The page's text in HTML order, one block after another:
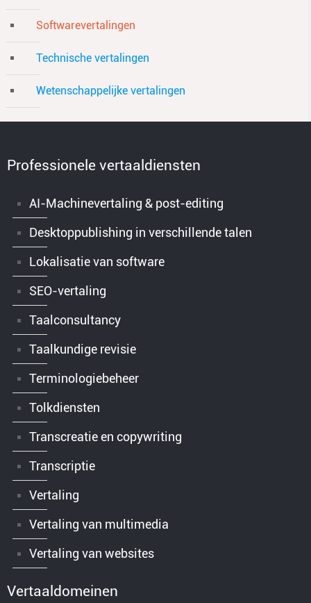
Softwarevertalingen
Technische vertalingen
Wetenschappelijke vertalingen
Professionele vertaaldiensten
AI-Machinevertaling & post-editing
Desktoppublishing in verschillende talen
Lokalisatie van software
SEO-vertaling
Taalconsultancy
Taalkundige revisie
Terminologiebeheer
Tolkdiensten
Transcreatie en copywriting
Transcriptie
Vertaling
Vertaling van multimedia
Vertaling van websites
Vertaaldomeinen